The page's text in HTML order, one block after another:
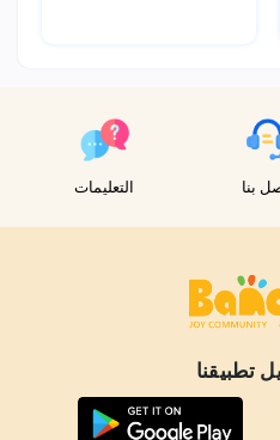
بنا التعليمات
تطبيقنا